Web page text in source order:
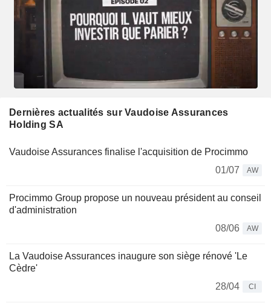
Dernières actualités sur Vaudoise Assurances
Holding SA
Vaudoise Assurances finalise l'acquisition de Procimmo
01/07
AW
Procimmo Group propose un nouveau président au conseil
d'administration
08/06
AW
La Vaudoise Assurances inaugure son siège rénové 'Le
Cèdre'
28/04
CI